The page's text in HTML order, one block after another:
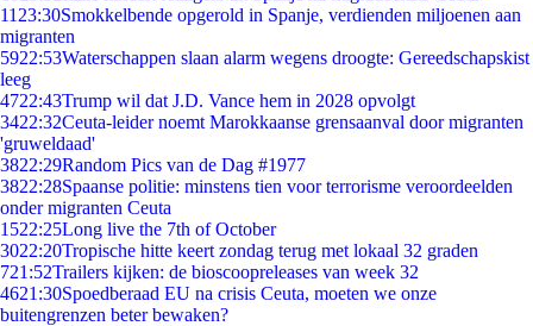
11 23:30Smokkelbende opgerold in Spanje, verdienden miljoenen aan
migranten
5922:53Waterschappen slaan alarm wegens droogte: Gereedschapskist
leeg
4722:43Trump wil dat J.D. Vance hem in 2028 opvolgt
3422:32Ceuta-leider noemt Marokkaanse grensaanval door migranten
'gruweldaad'
3822:29Random Pics van de Dag #1977
3822:28Spaanse politie: minstens tien voor terrorisme veroordeelden
onder migranten Ceuta
1522:25Long live the 7th of October
3022:20Tropische hitte keert zondag terug met lokaal 32 graden
721:52Trailers kijken: de bioscoopreleases van week 32
4621:30Spoedberaad EU na crisis Ceuta, moeten we onze
buitengrenzen beter bewaken?